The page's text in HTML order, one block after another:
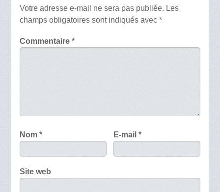
Votre adresse e-mail ne sera pas publiée. Les
champs obligatoires sont indiqués avec *
Commentaire *
Nom * E-mail*
Site web